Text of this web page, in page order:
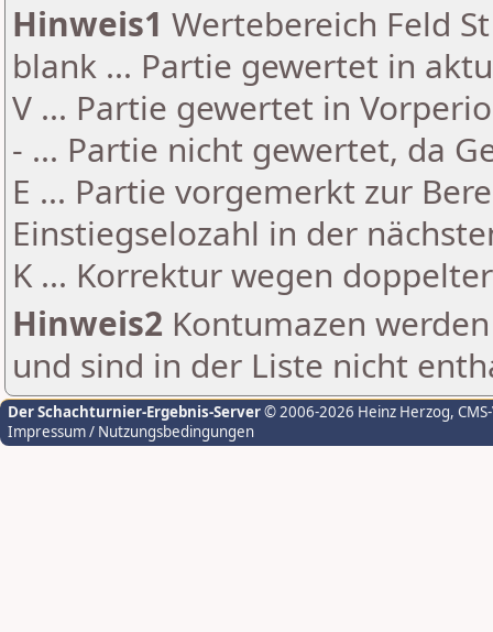
Hinweis1 Wertebereich Feld
blank ... Partie gewertet in
V ... Partie gewertet in
- ... Partie nicht gewertet, da
E ... Partie vorgemerkt zur
Einstiegselozahl in der
K ... Korrektur wegen
Hinweis2 Kontumazen
und sind in der Liste nicht
Der Schachturnier-Ergebnis-Server© 2006-2026 Heinz Herzog,
Impressum / Nutzungsbedingungen